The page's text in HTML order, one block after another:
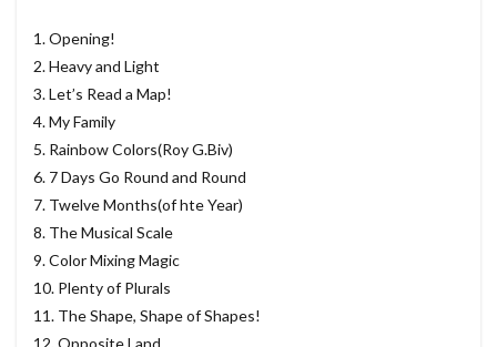
1. Opening!
2. Heavy and Light
3. Let’s Read a Map!
4. My Family
5. Rainbow Colors(Roy G.Biv)
6. 7 Days Go Round and Round
7. Twelve Months(of hte Year)
8. The Musical Scale
9. Color Mixing Magic
10. Plenty of Plurals
11. The Shape, Shape of Shapes!
12. Opposite Land